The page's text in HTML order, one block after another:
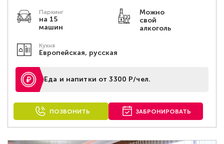
Паркинг
на 15
машин
Можно
свой
алкоголь
Кухня
Европейская, русская
Еда и напитки от 3300 Р/чел.
ПОЗВОНИТЬ ЗАБРОНИРОВАТЬ